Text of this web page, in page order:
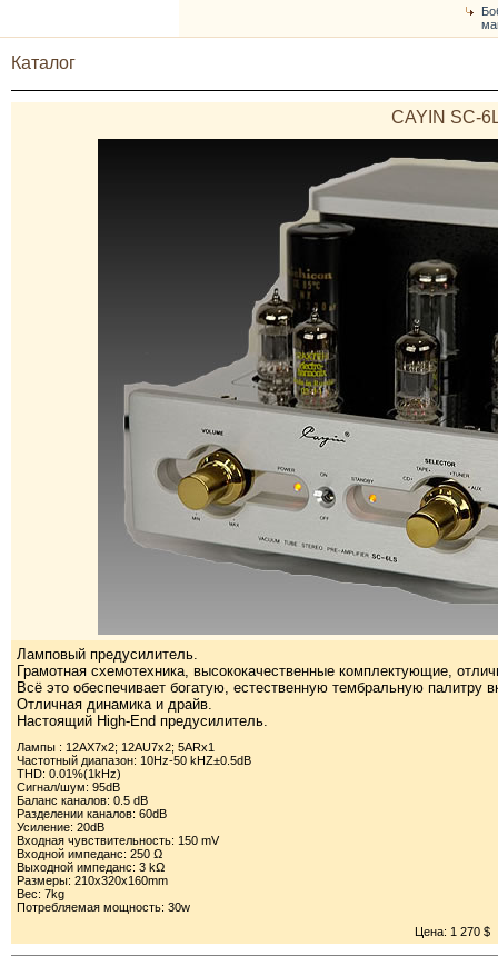
Каталог
CAYIN SC-
Ламповый предусилитель.
Грамотная схемотехника, высококачественные комплектующие,
Всё это обеспечивает богатую, естественную тембральную палитру
Отличная динамика и драйв.
Настоящий High-End предусилитель.
Лампы : 12AX7x2; 12AU7x2; 5ARx1
Частотный диапазон: 10Hz-50 kHZ±0.5dB
THD: 0.01%(1kHz)
Сигнал/шум: 95dB
Баланс каналов: 0.5 dB
Разделении каналов: 60dB
Усиление: 20dB
Входная чувствительность: 150 mV
Входной импеданс: 250 Ω
Выходной импеданс: 3 kΩ
Размеры: 210x320x160mm
Вес: 7kg
Потребляемая мощность: 30w
Цена: 1 270 $